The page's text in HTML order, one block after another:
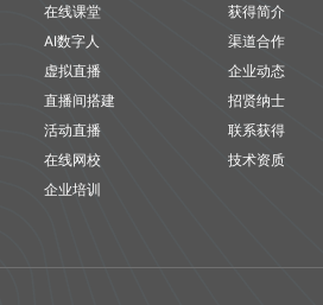
在线课堂
AI数字人
虚拟直播
直播间搭建
活动直播
在线网校
企业培训
获得简介
渠道合作
企业动态
招贤纳士
联系获得
技术资质